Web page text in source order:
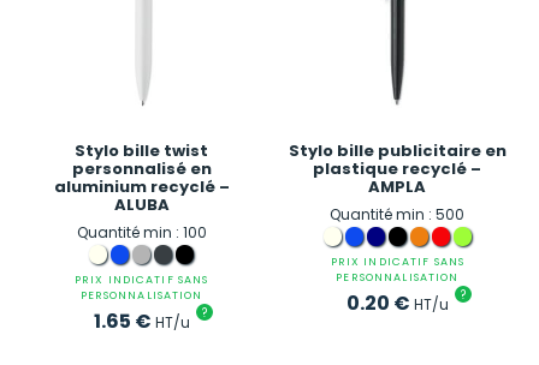
Stylo bille twist
personnalisé en
aluminium recyclé –
ALUBA
Quantité min : 100
PRIX INDICATIF SANS
PERSONNALISATION
1.65 € HT/u ?
Stylo bille publicitaire en
plastique recyclé –
AMPLA
Quantité min : 500
PRIX INDICATIF SANS
PERSONNALISATION
0.20 € HT/u ?